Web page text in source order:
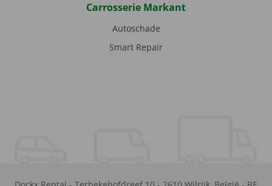
Carrosserie Markant
Autoschade
Smart Repair